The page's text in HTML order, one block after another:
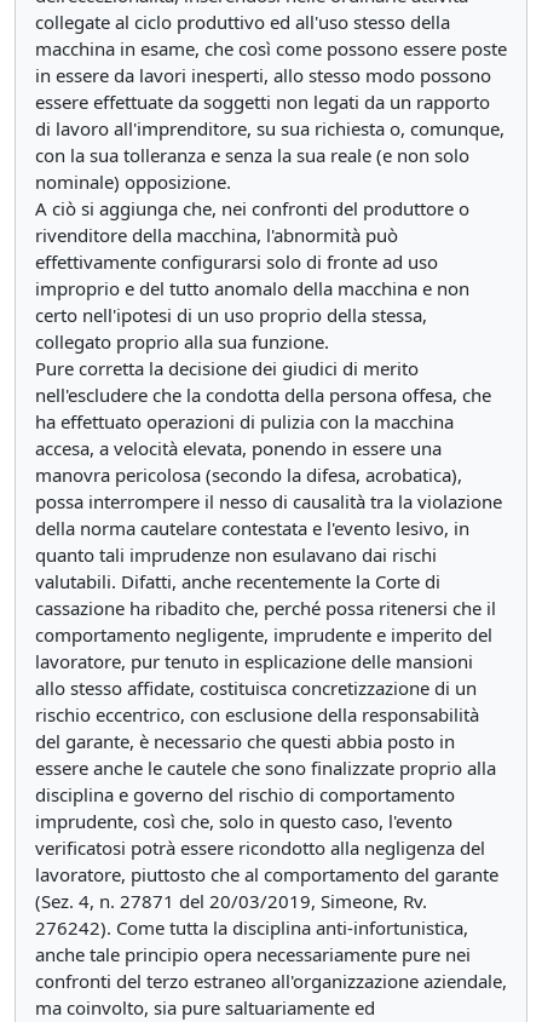
collegate al ciclo produttivo ed all'uso stesso della
macchina in esame, che così come possono essere poste
in essere da lavori inesperti, allo stesso modo possono
essere effettuate da soggetti non legati da un rapporto
di lavoro all'imprenditore, su sua richiesta o, comunque,
con la sua tolleranza e senza la sua reale (e non solo
nominale) opposizione.
A ciò si aggiunga che, nei confronti del produttore o
rivenditore della macchina, l'abnormità può
effettivamente configurarsi solo di fronte ad uso
improprio e del tutto anomalo della macchina e non
certo nell'ipotesi di un uso proprio della stessa,
collegato proprio alla sua funzione.
Pure corretta la decisione dei giudici di merito
nell'escludere che la condotta della persona offesa, che
ha effettuato operazioni di pulizia con la macchina
accesa, a velocità elevata, ponendo in essere una
manovra pericolosa (secondo la difesa, acrobatica),
possa interrompere il nesso di causalità tra la violazione
della norma cautelare contestata e l'evento lesivo, in
quanto tali imprudenze non esulavano dai rischi
valutabili. Difatti, anche recentemente la Corte di
cassazione ha ribadito che, perché possa ritenersi che il
comportamento negligente, imprudente e imperito del
lavoratore, pur tenuto in esplicazione delle mansioni
allo stesso affidate, costituisca concretizzazione di un
rischio eccentrico, con esclusione della responsabilità
del garante, è necessario che questi abbia posto in
essere anche le cautele che sono finalizzate proprio alla
disciplina e governo del rischio di comportamento
imprudente, così che, solo in questo caso, l'evento
verificatosi potrà essere ricondotto alla negligenza del
lavoratore, piuttosto che al comportamento del garante
(Sez. 4, n. 27871 del 20/03/2019, Simeone, Rv.
276242). Come tutta la disciplina anti-infortunistica,
anche tale principio opera necessariamente pure nei
confronti del terzo estraneo all'organizzazione aziendale,
ma coinvolto, sia pure saltuariamente ed